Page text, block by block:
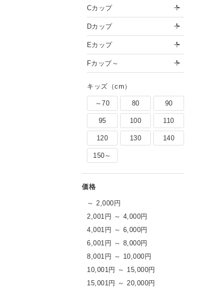
Cカップ
Dカップ
Eカップ
Fカップ～
キッズ（cm）
～70 80 90
95 100 110
120 130 140
150～
～ 2,000円
2,001円 ～ 4,000円
4,001円 ～ 6,000円
6,001円 ～ 8,000円
8,001円 ～ 10,000円
10,001円 ～ 15,000円
15,001円 ～ 20,000円